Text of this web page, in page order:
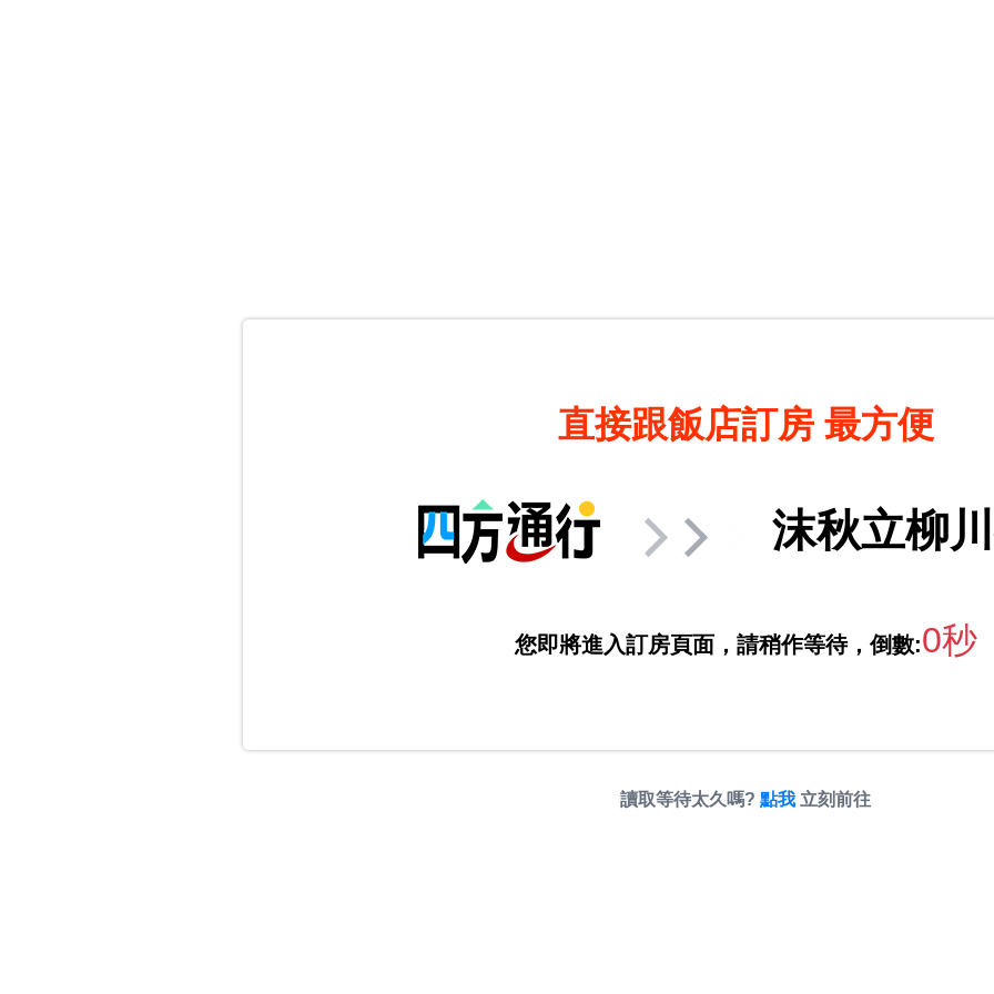
直接跟飯店訂房 最方便
沫秋立柳
您即將進入訂房頁面，請稍作等待，倒數:0秒
讀取等待太久嗎? 點我 立刻前往